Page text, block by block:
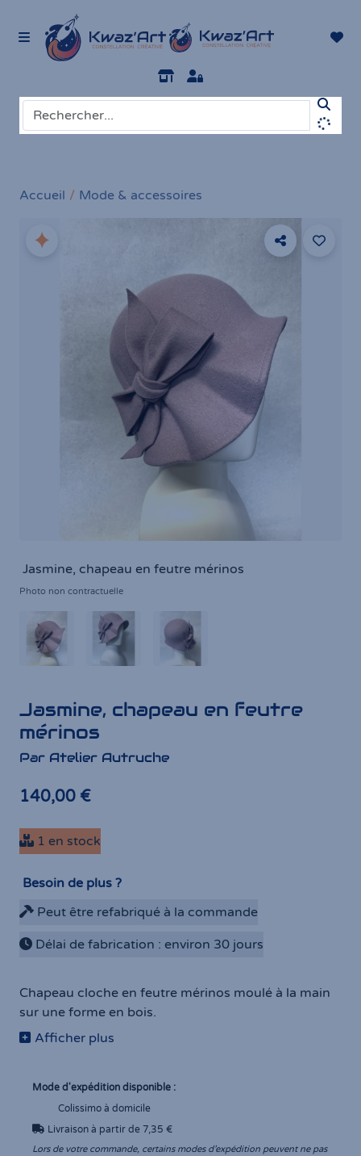
Accueil Mode & accessoires
Jasmine, chapeau en feutre mérinos
Photo non contractuelle
Jasmine, chapeau en feutre
mérinos
Par Atelier Autruche
140,00 €
1 en stock
Besoin de plus ?
Peut être refabriqué à la commande
Délai de fabrication : environ 30 jours
Chapeau cloche en feutre mérinos moulé à la main
sur une forme en bois.
Afficher plus
Mode d'expédition disponible :
Colissimo à domicile
Livraison à partir de 7,35 €
Lors de votre commande, certains modes d’expédition peuvent ne pas